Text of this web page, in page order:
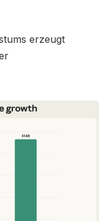
erzeugt